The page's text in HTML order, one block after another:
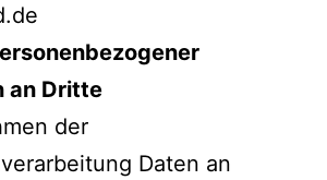
an Dritte
der
Daten an